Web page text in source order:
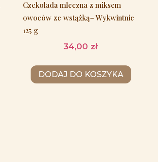
Czekolada mleczna z miksem
owoców ze wstążką– Wykwintnie
125 g
34,00 zł
DODAJ DO KOSZYKA